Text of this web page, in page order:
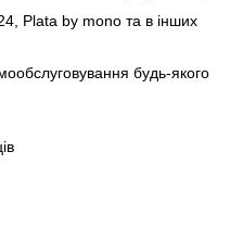
Plata by mono та в інших
будь-якого